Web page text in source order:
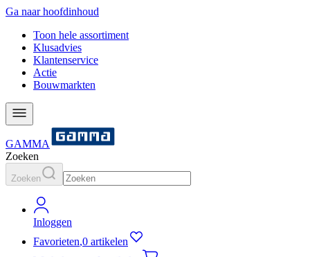
Ga naar hoofdinhoud
Toon hele assortiment
Klusadvies
Klantenservice
Actie
Bouwmarkten
GAMMA
Zoeken
Zoeken
Inloggen
Favorieten,0 artikelen